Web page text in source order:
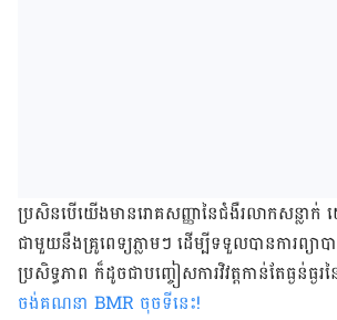
ប្រសិនបើ​យើង​មាន​រោគសញ្ញា​នៃ​ជំងឺ​រលាក​សន្លា
ជាមួយ​នឹង​គ្រូពេទ្យ​ភ្លាម​ៗ ដើម្បី​ទទួល​បាន​ការ​ព្យ
ប្រសិទ្ធភាព ក៏​ដូចជា​បញ្ចៀស​ការ​វិវត្ត​​​កាន់​តែ​ធ្ងន់ធ្ង
ចង់គណនា BMR ចុចទីនេះ!